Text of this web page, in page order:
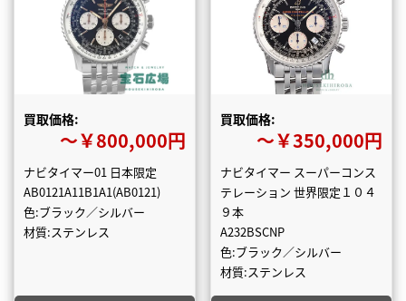
買取価格:
〜￥800,000円
ナビタイマー01 日本限定
AB0121A11B1A1(AB0121)
色:ブラック／シルバー
材質:ステンレス
買取価格:
〜￥350,000円
ナビタイマー スーパーコンス
テレーション 世界限定１０４
９本
A232BSCNP
色:ブラック／シルバー
材質:ステンレス